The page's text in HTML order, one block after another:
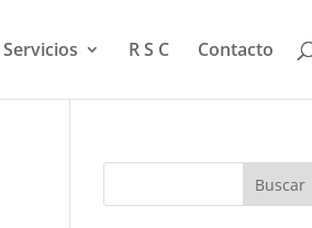
Servicios R S C Contacto